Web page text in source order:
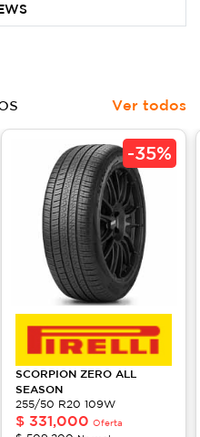
Ver todos
-35%
SCORPION ZERO ALL
SEASON
255/50 R20 109W
$ 331,000 Oferta